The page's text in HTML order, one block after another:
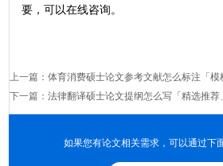
要，可以在线咨询。
上一篇：体育消费硕士论文参考文献怎么标注「模
下一篇：法律翻译硕士论文提纲怎么写「精选推荐
如果您有论文相关需求，可以通过下